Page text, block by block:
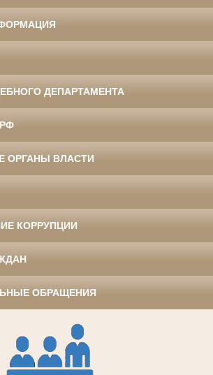
ДЕПАРТАМЕНТА
ОРГАНЫ ВЛАСТИ
КОРРУПЦИИ
ОБРАЩЕНИЯ